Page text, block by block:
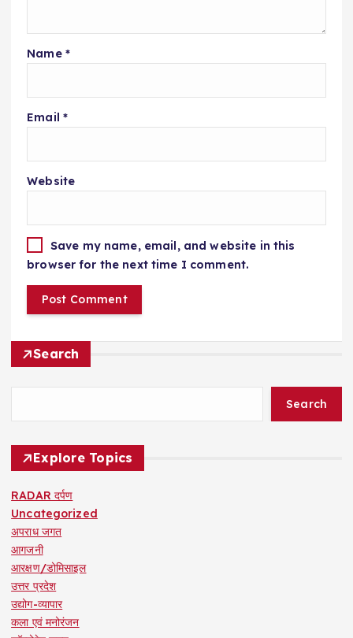
Name *
Email *
Website
Save my name, email, and website in this
browser for the next time I comment.
Search
Search
Explore Topics
RADAR दर्पण
Uncategorized
अपराध जगत
आगजनी
आरक्षण/डोमिसाइल
उत्तर प्रदेश
उद्योग-व्यापार
कला एवं मनोरंजन